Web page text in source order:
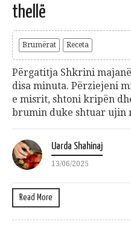
thellë
Brumërat Receta
Përgatitja Shkrini
disa minuta. Përziejeni
e misrit, shtoni kripën
brumin duke shtuar ujin
Uarda Shahinaj
13/06/2025
Read More